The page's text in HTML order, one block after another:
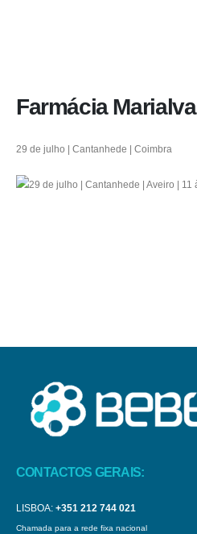
Farmácia Marialva
29 de julho | Cantanhede | Coimbra
CONTACTOS GERAIS:
LISBOA: +351 212 744 021
Chamada para a rede fixa nacional